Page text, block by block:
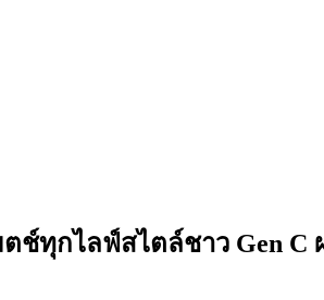
ช์ทุกไลฟ์สไตล์ชาว Gen